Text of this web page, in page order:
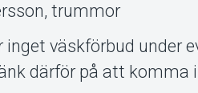
trummor
inget väskförbud under
därför på att komma